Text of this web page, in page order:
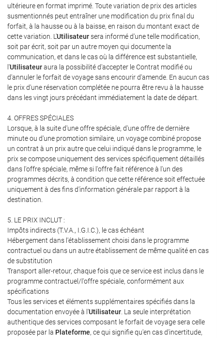
ultérieure en format imprimé. Toute variation de prix des articles
susmentionnés peut entraîner une modification du prix final du
forfait, à la hausse ou à la baisse, en raison du montant exact de
cette variation. L'Utilisateursera informé d'une telle modification,
soit par écrit, soit par un autre moyen qui documente la
communication, et dans le cas où la différence est substantielle,
l'Utilisateuraura la possibilité d'accepter le Contrat modifié ou
d'annuler le forfait de voyage sans encourir d'amende. En aucun cas
le prix d'une réservation complétée ne pourra être revu à la hausse
dans les vingt jours précédant immédiatement la date de départ.
4. OFFRES SPÉCIALES
Lorsque, à la suite d'une offre spéciale, d'une offre de dernière
minute ou d'une promotion similaire, un voyage combiné propose
un contrat à un prix autre que celui indiqué dans le programme, le
prix se compose uniquement des services spécifiquement détaillés
dans l'offre spéciale, même si l'offre fait référence à l'un des
programmes décrits, à condition que cette référence soit effectuée
uniquement à des fins d'information générale par rapport à la
destination.
5. LE PRIX INCLUT :
Impôts indirects (T.V.A., I.G.I.C.), le cas échéant
Hébergement dans l'établissement choisi dans le programme
contractuel ou dans un autre établissement de même qualité en cas
de substitution
Transport aller-retour, chaque fois que ce service est inclus dans le
programme contractuel/l'offre spéciale, conformément aux
spécifications
Tous les services et éléments supplémentaires spécifiés dans la
documentation envoyée à l'Utilisateur . La seule interprétation
authentique des services composant le forfait de voyage sera celle
proposée par la Plateforme, ce qui signifie qu'en cas d'incertitude,